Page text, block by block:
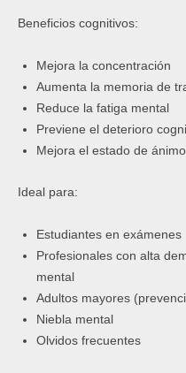
Beneficios cognitivos:
Mejora la concentración
Aumenta la memoria de
Reduce la fatiga mental
Previene el deterioro
Mejora el estado de ánimo
Ideal para:
Estudiantes en exámenes
Profesionales con alta
mental
Adultos mayores
Niebla mental
Olvidos frecuentes